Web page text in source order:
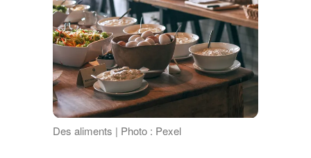
Des aliments | Photo : Pexel